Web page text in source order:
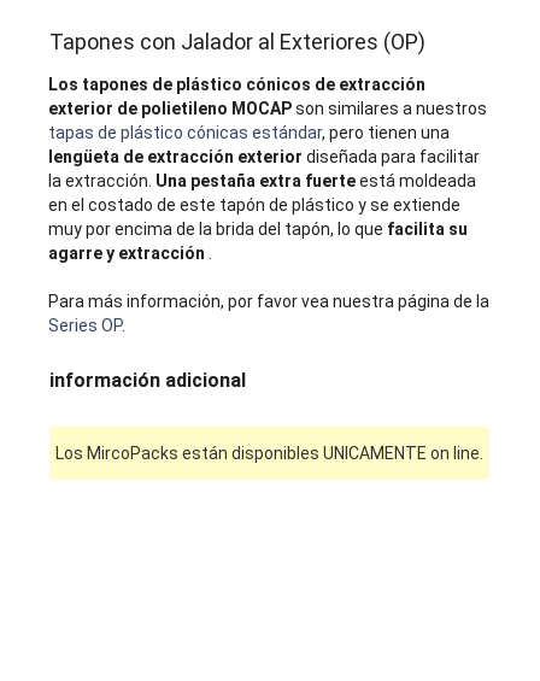
Tapones con Jalador al Exteriores (OP)
Los tapones de plástico cónicos de extracción
exterior de polietileno MOCAPson similares a nuestros
tapas de plástico cónicas estándar, pero tienen una
lengüeta de extracción exterior diseñada para facilitar
la extracción. Una pestaña extra fuerteestá moldeada
en el costado de este tapón de plástico y se extiende
muy por encima de la brida del tapón, lo que facilita su
agarre y extracción
Para más información, por favor vea nuestra página de la
Series OP.
información adicional
Los MircoPacks están disponibles UNICAMENTE on line.